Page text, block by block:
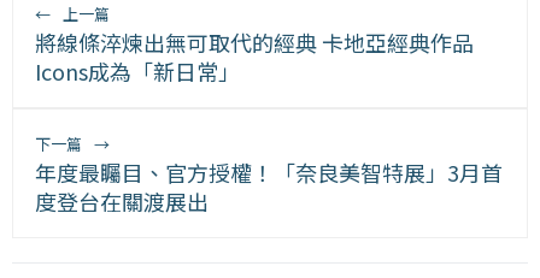
← 上一篇
將線條淬煉出無可取代的經典 卡地亞經典作品
Icons成為「新日常」
下一篇 →
年度最矚目、官方授權！「奈良美智特展」3月首
度登台在關渡展出